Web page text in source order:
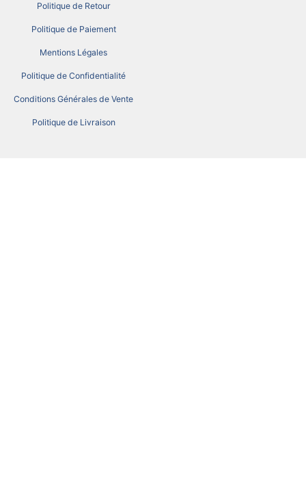
Politique de Retour
Politique de Paiement
Mentions Légales
Politique de Confidentialité
Conditions Générales de Vente
Politique de Livraison